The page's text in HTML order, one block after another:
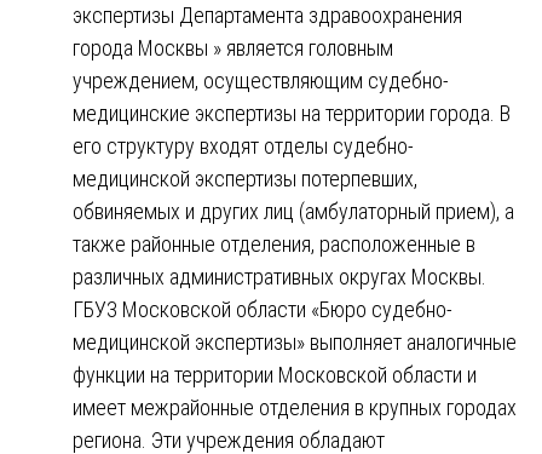
экспертизы Департамента здравоохранения
города Москвы » является головным
учреждением, осуществляющим судебно-
медицинские экспертизы на территории города. В
его структуру входят отделы судебно-
медицинской экспертизы потерпевших,
обвиняемых и других лиц (амбулаторный прием), а
также районные отделения, расположенные в
различных административных округах Москвы.
ГБУЗ Московской области «Бюро судебно-
медицинской экспертизы» выполняет аналогичные
функции на территории Московской области и
имеет межрайонные отделения в крупных городах
региона. Эти учреждения обладают